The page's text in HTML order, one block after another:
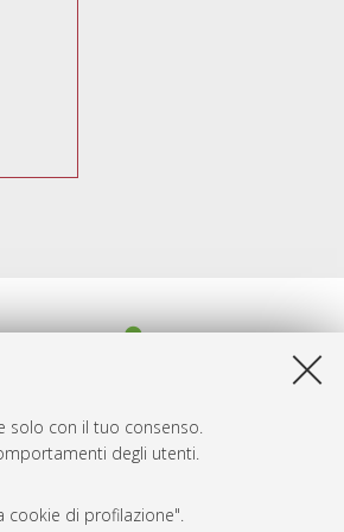
solo con il tuo consenso.
degli utenti.
cookie di profilazione".